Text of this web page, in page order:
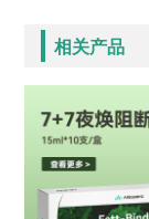
相关产品